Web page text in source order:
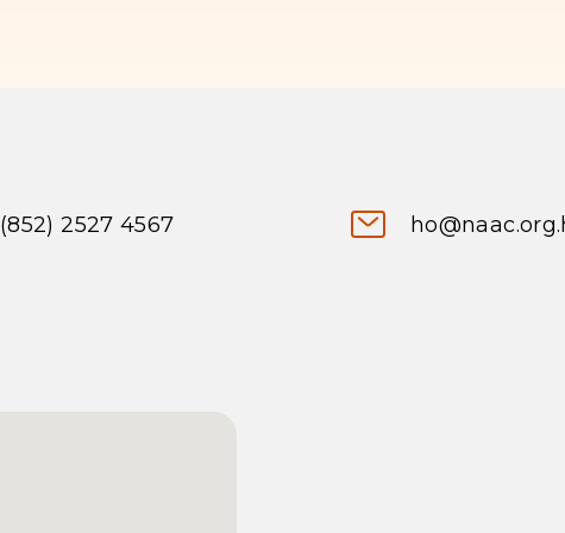
(852) 2527 4567